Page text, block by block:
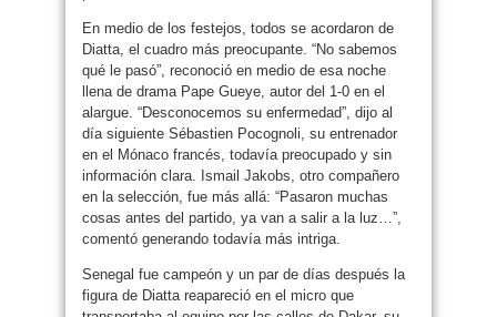
En medio de los festejos, todos se acordaron de
Diatta, el cuadro más preocupante. “No sabemos
qué le pasó”, reconoció en medio de esa noche
llena de drama Pape Gueye, autor del 1-0 en el
alargue. “Desconocemos su enfermedad”, dijo al
día siguiente Sébastien Pocognoli, su entrenador
en el Mónaco francés, todavía preocupado y sin
información clara. Ismail Jakobs, otro compañero
en la selección, fue más allá: “Pasaron muchas
cosas antes del partido, ya van a salir a la luz…”,
comentó generando todavía más intriga.
Senegal fue campeón y un par de días después la
figura de Diatta reapareció en el micro que